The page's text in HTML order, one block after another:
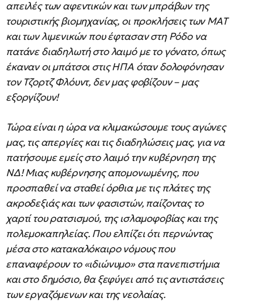
απειλές των αφεντικών και των μπράβων της
τουριστικής βιομηχανίας, οι προκλήσεις των ΜΑΤ
και των λιμενικών που έφτασαν στη Ρόδο να
πατάνε διαδηλωτή στο λαιμό με το γόνατο, όπως
έκαναν οι μπάτσοι στις ΗΠΑ όταν δολοφόνησαν
τον Τζορτζ Φλόυντ, δεν μας φοβίζουν – μας
εξοργίζουν!
Τώρα είναι η ώρα να κλιμακώσουμε τους αγώνες
μας, τις απεργίες και τις διαδηλώσεις μας, για να
πατήσουμε εμείς στο λαιμό την κυβέρνηση της
ΝΔ! Μιας κυβέρνησης απομονωμένης, που
προσπαθεί να σταθεί όρθια με τις πλάτες της
ακροδεξιάς και των φασιστών, παίζοντας το
χαρτί του ρατσισμού, της ισλαμοφοβίας και της
πολεμοκαπηλείας. Που ελπίζει ότι περνώντας
μέσα στο κατακαλόκαιρο νόμους που
επαναφέρουν το «ιδιώνυμο» στα πανεπιστήμια
και στο δημόσιο, θα ξεφύγει από τις αντιστάσεις
των εργαζόμενων και της νεολαίας.